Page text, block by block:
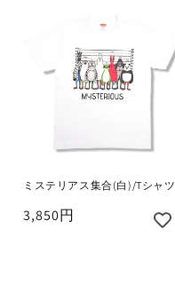
ミステリアス集合(白)/Tシャツ
3,850円